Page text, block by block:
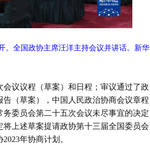
。全国政协主席汪洋主持会议并讲话。新华
议议程（草案）和日程；审议通过了政
（草案），中国人民政治协商会议章程
委员会第二十五次会议未尽事宜的决定
将上述草案提请政协第十三届全国委员会
年协商计划。